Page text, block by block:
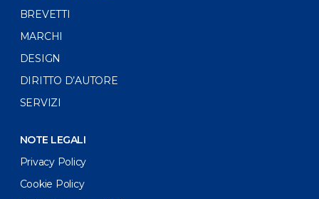
BREVETTI
MARCHI
DESIGN
DIRITTO D’AUTORE
SERVIZI
NOTE LEGALI
Privacy Policy
Cookie Policy